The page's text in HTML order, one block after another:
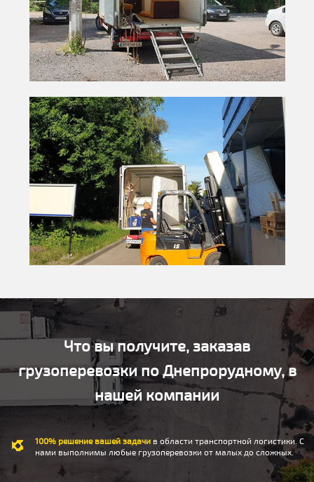
Что вы получите, заказав
грузоперевозки по Днепрорудному, в
нашей компании
100% решение вашей задачи в области транспортной логистики. С
нами выполнимы любые грузоперевозки от малых до сложных.